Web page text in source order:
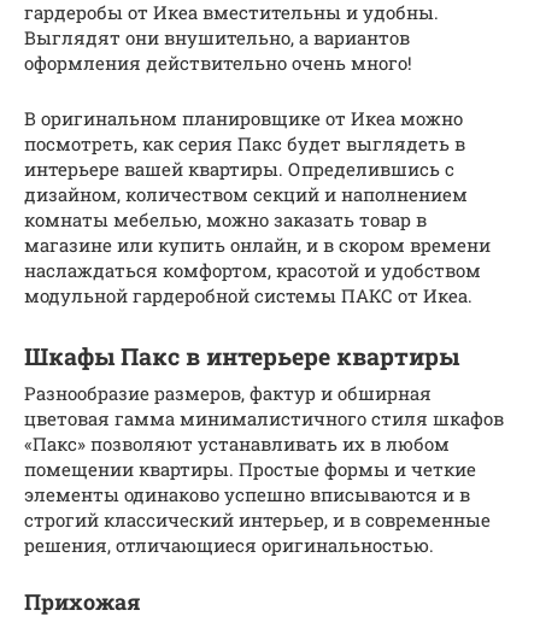
гардеробы от Икеа вместительны и удобны.
Выглядят они внушительно, а вариантов
оформления действительно очень много!
В оригинальном планировщике от Икеа можно
посмотреть, как серия Пакс будет выглядеть в
интерьере вашей квартиры. Определившись с
дизайном, количеством секций и наполнением
комнаты мебелью, можно заказать товар в
магазине или купить онлайн, и в скором времени
наслаждаться комфортом, красотой и удобством
модульной гардеробной системы ПАКС от Икеа.
Шкафы Пакс в интерьере квартиры
Разнообразие размеров, фактур и обширная
цветовая гамма минималистичного стиля шкафов
«Пакс» позволяют устанавливать их в любом
помещении квартиры. Простые формы и четкие
элементы одинаково успешно вписываются и в
строгий классический интерьер, и в современные
решения, отличающиеся оригинальностью.
Прихожая